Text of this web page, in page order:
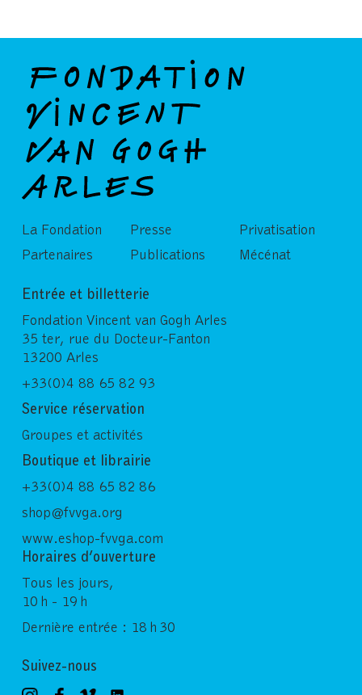
La Fondation
Partenaires
Presse
Publications
Privatisation
Mécénat
Entrée et billetterie
Fondation Vincent van Gogh Arles
35 ter, rue du Docteur-Fanton
13200 Arles
+33(0)4 88 65 82 93
Service réservation
Groupes et activités
Boutique et librairie
+33(0)4 88 65 82 86
shop@fvvga.org
www.eshop-fvvga.com
Horaires d’ouverture
Tous les jours,
10 h - 19 h
Dernière entrée : 18 h 30
Suivez-nous